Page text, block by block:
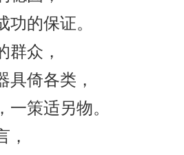
功的保证。
群众，
具倚各类，
一策适另物。
，